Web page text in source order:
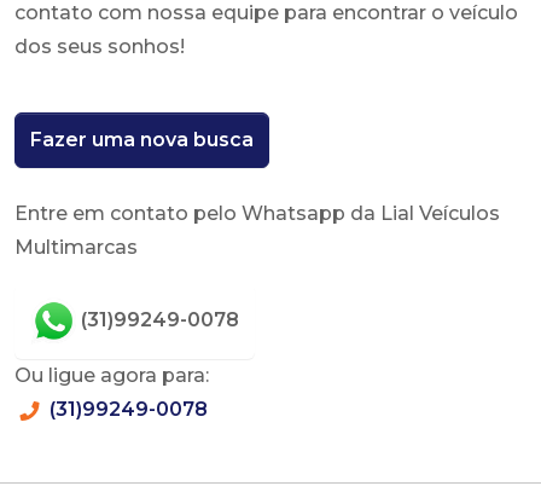
contato com nossa equipe para encontrar o veículo
dos seus sonhos!
Fazer uma nova busca
Entre em contato pelo Whatsapp da Lial Veículos
Multimarcas
(31)99249-0078
Ou ligue agora para:
(31)99249-0078